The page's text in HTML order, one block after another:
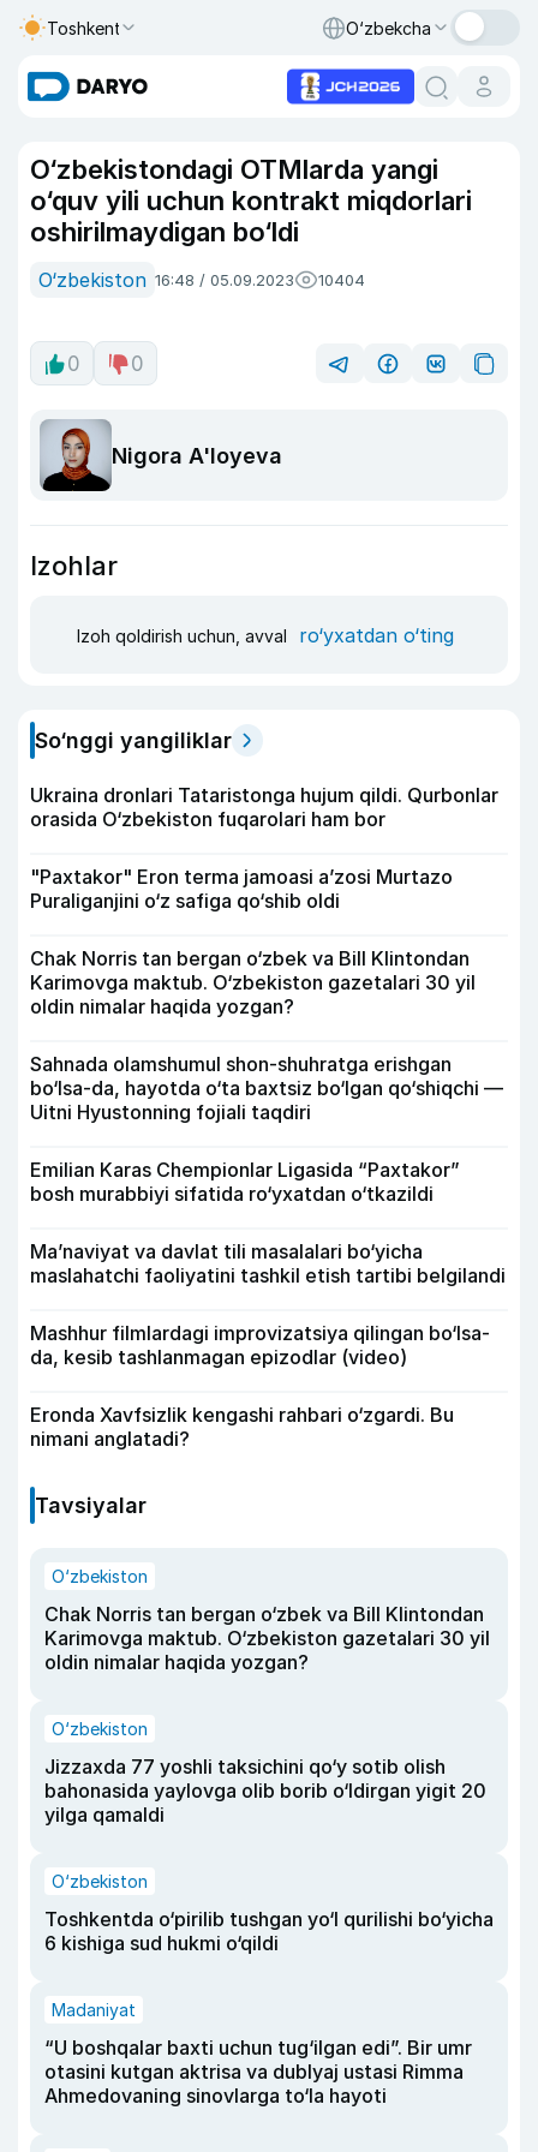
Toshkent O‘zbekcha
O‘zbekistondagi OTMlarda yangi
o‘quv yili uchun kontrakt miqdorlari
oshirilmaydigan bo‘ldi
O‘zbekiston 16:48 / 05.09.2023 10404
0 0
Nigora A'loyeva
Izohlar
Izoh qoldirish uchun, avval ro‘yxatdan o‘ting
So‘nggi yangiliklar
Ukraina dronlari Tataristonga hujum qildi. Qurbonlar
orasida O‘zbekiston fuqarolari ham bor
"Paxtakor" Eron terma jamoasi a’zosi Murtazo
Puraliganjini o‘z safiga qo‘shib oldi
Chak Norris tan bergan o‘zbek va Bill Klintondan
Karimovga maktub. O‘zbekiston gazetalari 30 yil
oldin nimalar haqida yozgan?
Sahnada olamshumul shon-shuhratga erishgan
bo‘lsa-da, hayotda o‘ta baxtsiz bo‘lgan qo‘shiqchi —
Uitni Hyustonning fojiali taqdiri
Emilian Karas Chempionlar Ligasida “Paxtakor”
bosh murabbiyi sifatida ro‘yxatdan o‘tkazildi
Ma’naviyat va davlat tili masalalari bo‘yicha
maslahatchi faoliyatini tashkil etish tartibi belgilandi
Mashhur filmlardagi improvizatsiya qilingan bo‘lsa-
da, kesib tashlanmagan epizodlar (video)
Eronda Xavfsizlik kengashi rahbari o‘zgardi. Bu
nimani anglatadi?
Tavsiyalar
O‘zbekiston
Chak Norris tan bergan o‘zbek va Bill Klintondan
Karimovga maktub. O‘zbekiston gazetalari 30 yil
oldin nimalar haqida yozgan?
O‘zbekiston
Jizzaxda 77 yoshli taksichini qo‘y sotib olish
bahonasida yaylovga olib borib o‘ldirgan yigit 20
yilga qamaldi
O‘zbekiston
Toshkentda o‘pirilib tushgan yo‘l qurilishi bo‘yicha
6 kishiga sud hukmi o‘qildi
Madaniyat
“U boshqalar baxti uchun tug‘ilgan edi”. Bir umr
otasini kutgan aktrisa va dublyaj ustasi Rimma
Ahmedovaning sinovlarga to‘la hayoti